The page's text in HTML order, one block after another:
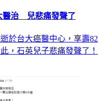
醫治 兒悲痛發聲了
於台大癌醫中心，享壽82
，石英兒子悲痛發聲了！